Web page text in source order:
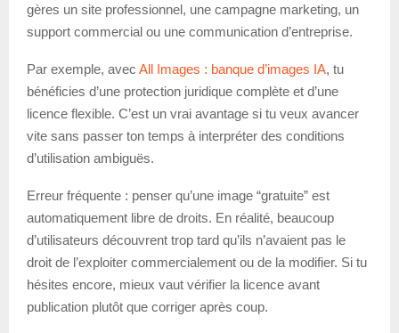
gères un site professionnel, une campagne marketing, un
support commercial ou une communication d’entreprise.
Par exemple, avec All Images : banque d’images IA, tu
bénéficies d’une protection juridique complète et d’une
licence flexible. C’est un vrai avantage si tu veux avancer
vite sans passer ton temps à interpréter des conditions
d’utilisation ambiguës.
Erreur fréquente : penser qu’une image “gratuite” est
automatiquement libre de droits. En réalité, beaucoup
d’utilisateurs découvrent trop tard qu’ils n’avaient pas le
droit de l’exploiter commercialement ou de la modifier. Si tu
hésites encore, mieux vaut vérifier la licence avant
publication plutôt que corriger après coup.